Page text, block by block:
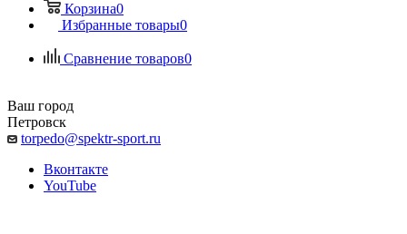
Корзина0
Избранные товары0
Сравнение товаров0
Ваш город
Петровск
torpedo@spektr-sport.ru
Вконтакте
YouTube